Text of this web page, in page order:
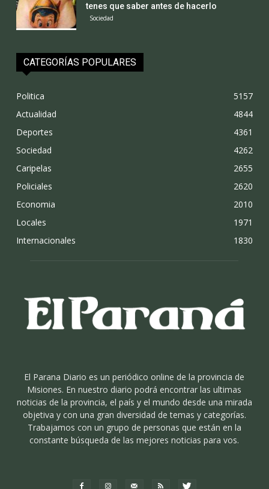
tenes que saber antes de hacerlo
Sociedad
CATEGORÍAS POPULARES
Politica
5157
Actualidad
4844
Deportes
4361
Sociedad
4262
Caripelas
2655
Policiales
2620
Economia
2010
Locales
1971
Internacionales
1830
El Parana Diario es un periódico online de la provincia de
Misiones. En nuestro diario podrá encontrar las ultimas
noticias de la provincia, el país y el mundo desde una mirada
objetiva y con una gran diversidad de temas y categorías.
Trabajamos con un grupo de personas que están en la
constante búsqueda de las mejores noticias para vos.